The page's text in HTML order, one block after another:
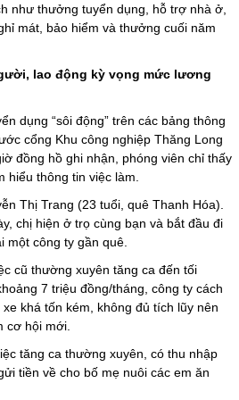
như thưởng tuyển dụng, hỗ trợ nhà ở,
mát, bảo hiểm và thưởng cuối năm
lao động kỳ vọng mức lương
dụng “sôi động” trên các bảng thông
cổng Khu công nghiệp Thăng Long
đồng hồ ghi nhận, phóng viên chỉ thấy
hiểu thông tin việc làm.
Thị Trang (23 tuổi, quê Thanh Hóa).
chị hiện ở trọ cùng bạn và bắt đầu đi
một công ty gần quê.
cũ thường xuyên tăng ca đến tối
7 triệu đồng/tháng, công ty cách
khá tốn kém, không đủ tích lũy nên
cơ hội mới.
tăng ca thường xuyên, có thu nhập
tiền về cho bố mẹ nuôi các em ăn